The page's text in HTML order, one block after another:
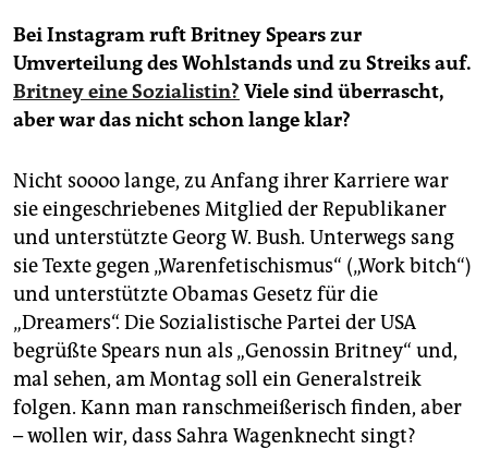
Bei Instagram ruft Britney Spears zur
Umverteilung des Wohlstands und zu Streiks auf.
Britney eine Sozialistin? Viele sind überrascht,
aber war das nicht schon lange klar?
Nicht soooo lange, zu Anfang ihrer Karriere war
sie eingeschriebenes Mitglied der Republikaner
und unterstützte Georg W. Bush. Unterwegs sang
sie Texte gegen „Warenfetischismus“ („Work bitch“)
und unterstützte Obamas Gesetz für die
„Dreamers“. Die Sozialistische Partei der USA
begrüßte Spears nun als „Genossin Britney“ und,
mal sehen, am Montag soll ein Generalstreik
folgen. Kann man ranschmeißerisch finden, aber
– wollen wir, dass Sahra Wagen­knecht singt?